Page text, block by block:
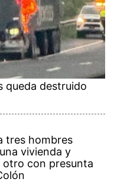
queda destruido
tres hombres
vivienda y
otro con presunta